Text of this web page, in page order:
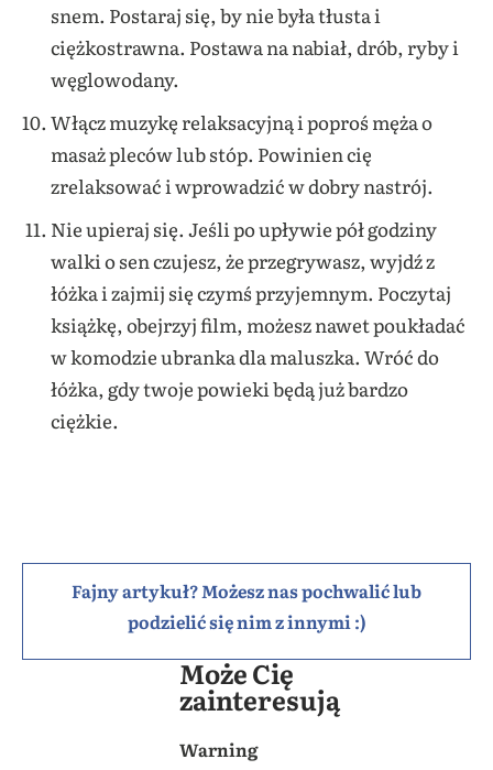
snem. Postaraj się, by nie była tłusta i
ciężkostrawna. Postawa na nabiał, drób, ryby i
węglowodany.
Włącz muzykę relaksacyjną i poproś męża o
masaż pleców lub stóp. Powinien cię
zrelaksować i wprowadzić w dobry nastrój.
Nie upieraj się. Jeśli po upływie pół godziny
walki o sen czujesz, że przegrywasz, wyjdź z
łóżka i zajmij się czymś przyjemnym. Poczytaj
książkę, obejrzyj film, możesz nawet poukładać
w komodzie ubranka dla maluszka. Wróć do
łóżka, gdy twoje powieki będą już bardzo
ciężkie.
Fajny artykuł? Możesz nas pochwalić lub
podzielić się nim z innymi :)
Może Cię
zainteresują
Warning